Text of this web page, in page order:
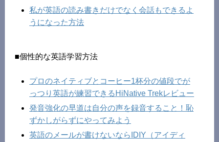
私が英語の読み書きだけでなく会話もできるよ
うになった方法
■個性的な英語学習方法
プロのネイティブとコーヒー1杯分の値段でが
っつり英語が練習できるHiNative Trekレビュー
発音強化の早道は自分の声を録音すること！恥
ずかしがらずにやってみよう
英語のメールが書けないならIDIY（アイディ